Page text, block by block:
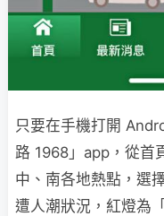
只要在手機打開
路 1968」app，從首
中、南各地熱點，選
遭人潮狀況，紅燈為